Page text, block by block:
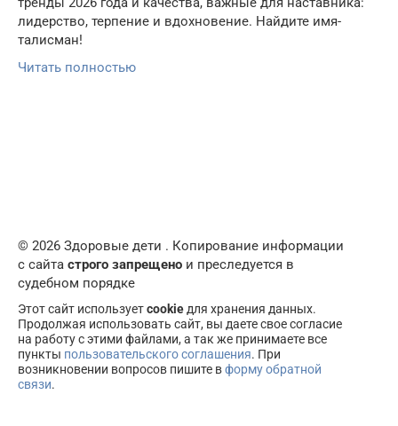
лидерство, терпение и вдохновение. Найдите имя-
талисман!
Читать полностью
© 2026 Здоровые дети . Копирование информации
с сайта строго запрещено и преследуется в
судебном порядке
Этот сайт используетcookie для хранения данных.
Продолжая использовать сайт, вы даете свое согласие
на работу с этими файлами, а так же принимаете все
пункты пользовательского соглашения. При
возникновении вопросов пишите вформу обратной
связи.